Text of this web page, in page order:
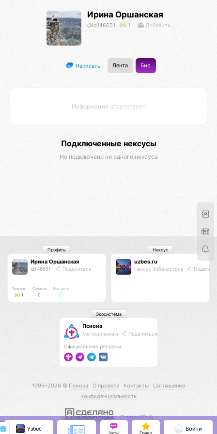
Ирина Оршанская
@id146651 1 Добавить
Написать Лента Био
Информация отсутствует
Подключенные нексусы
Не подключено ни одного нексуса
Ирина Оршанская
id146651 Поделиться
Уровень
1
Соликов
0
Контакты
Профиль
uzbes.ru
Нексус Узбекистана
Нексус
Псиона
Метаорганизм Поделиться
Официальные ресурсы:
Экосистема
1995–2026 © Псиона О проекте Контакты
Соглашение
Конфиденциальность
С нами КО 🕉️
Узбес
Чаты Гринд
Войти